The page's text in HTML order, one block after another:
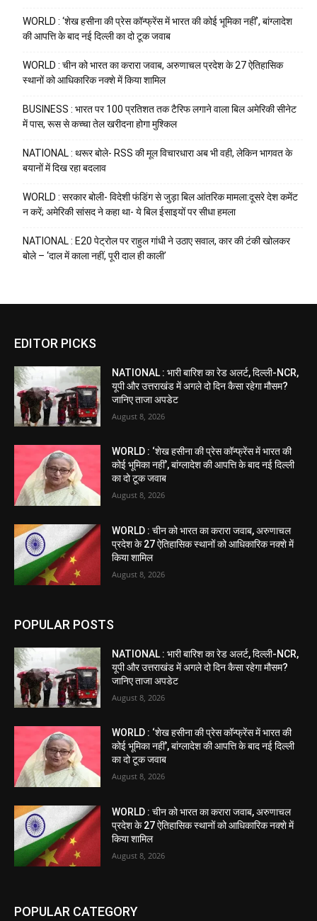
WORLD : ‘शेख हसीना की प्रेस कॉन्फ्रेंस में भारत की कोई भूमिका नहीं’, बांग्लादेश
की आपत्ति के बाद नई दिल्ली का दो टूक जवाब
WORLD : चीन को भारत का करारा जवाब, अरुणाचल प्रदेश के 27 ऐतिहासिक
स्थानों को आधिकारिक नक्शे में किया शामिल
BUSINESS : भारत पर 100 प्रतिशत तक टैरिफ लगाने वाला बिल अमेरिकी सीनेट
में पास, रूस से कच्चा तेल खरीदना होगा मुश्किल
NATIONAL : थरूर बोले- RSS की मूल विचारधारा अब भी वही, लेकिन भागवत के
बयानों में दिख रहा बदलाव
WORLD : सरकार बोली- विदेशी फंडिंग से जुड़ा बिल आंतरिक मामला:दूसरे देश कमेंट
न करें; अमेरिकी सांसद ने कहा था- ये बिल ईसाइयों पर सीधा हमला
NATIONAL : E20 पेट्रोल पर राहुल गांधी ने उठाए सवाल, कार की टंकी खोलकर
बोले – ‘दाल में काला नहीं, पूरी दाल ही काली’
EDITOR PICKS
NATIONAL : भारी बारिश का रेड अलर्ट, दिल्ली-NCR,
यूपी और उत्तराखंड में अगले दो दिन कैसा रहेगा मौसम?
जानिए ताजा अपडेट
August 8, 2026
WORLD : ‘शेख हसीना की प्रेस कॉन्फ्रेंस में भारत की
कोई भूमिका नहीं’, बांग्लादेश की आपत्ति के बाद नई दिल्ली
का दो टूक जवाब
August 8, 2026
WORLD : चीन को भारत का करारा जवाब, अरुणाचल
प्रदेश के 27 ऐतिहासिक स्थानों को आधिकारिक नक्शे में
किया शामिल
August 8, 2026
POPULAR POSTS
NATIONAL : भारी बारिश का रेड अलर्ट, दिल्ली-NCR,
यूपी और उत्तराखंड में अगले दो दिन कैसा रहेगा मौसम?
जानिए ताजा अपडेट
August 8, 2026
WORLD : ‘शेख हसीना की प्रेस कॉन्फ्रेंस में भारत की
कोई भूमिका नहीं’, बांग्लादेश की आपत्ति के बाद नई दिल्ली
का दो टूक जवाब
August 8, 2026
WORLD : चीन को भारत का करारा जवाब, अरुणाचल
प्रदेश के 27 ऐतिहासिक स्थानों को आधिकारिक नक्शे में
किया शामिल
August 8, 2026
POPULAR CATEGORY